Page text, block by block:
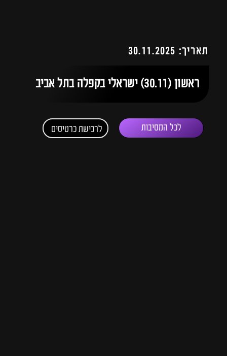
תאריך: 30.11.2025
ראשון (30.11) ישראלי בקפלה בתל אביב
לכל המסיבות לרכישת כרטיסים